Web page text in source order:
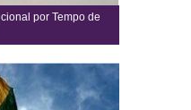
por Tempo de